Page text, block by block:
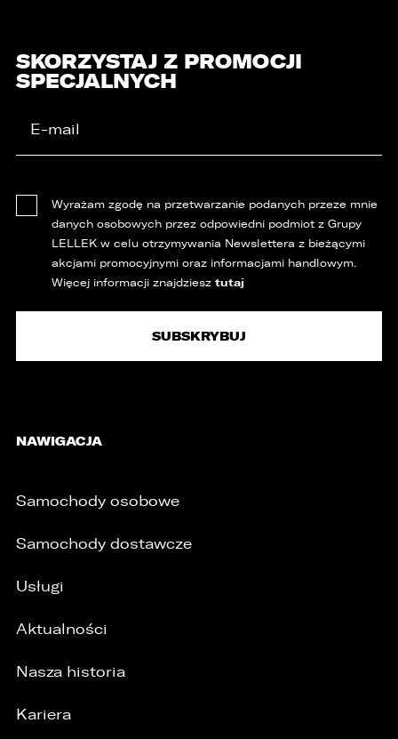
SKORZYSTAJ Z PROMOCJI
SPECJALNYCH
Wyrażam zgodę na przetwarzanie podanych przeze mnie
danych osobowych przez odpowiedni podmiot z Grupy
LELLEK w celu otrzymywania Newslettera z bieżącymi
akcjami promocyjnymi oraz informacjami handlowym.
Więcej informacji znajdziesz tutaj
NAWIGACJA
Samochody osobowe
Samochody dostawcze
Usługi
Aktualności
Nasza historia
Kariera